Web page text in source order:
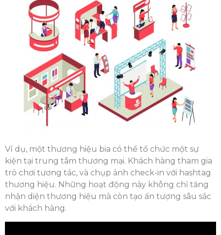
Ví dụ, một thương hiệu bia có thể tổ chức một sự
kiện tại trung tâm thương mại. Khách hàng tham gia
trò chơi tương tác, và chụp ảnh check-in với hashtag
thương hiệu. Những hoạt động này không chỉ tăng
nhận diện thương hiệu mà còn tạo ấn tượng sâu sắc
với khách hàng.